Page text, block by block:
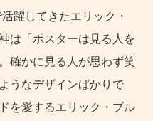
躍してきたエリック・
は「ポスターは見る人を
確かに見る人が思わず笑
うなデザインばかりで
を愛するエリック・ブル